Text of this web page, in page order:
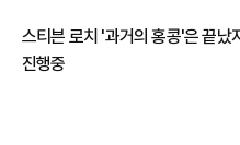
스티븐 로치 '과거의 홍콩'은 끝났
진행중